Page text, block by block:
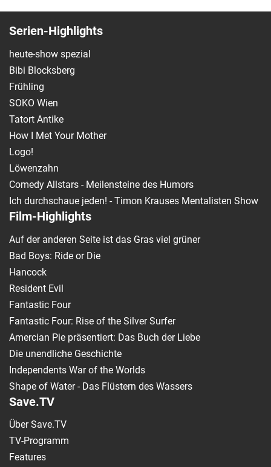
Serien-Highlights
heute-show spezial
Bibi Blocksberg
Frühling
SOKO Wien
Tatort Antike
How I Met Your Mother
Logo!
Löwenzahn
Comedy Allstars - Meilensteine des Humors
Ich durchschaue jeden! - Timon Krauses Mentalisten Show
Film-Highlights
Auf der anderen Seite ist das Gras viel grüner
Bad Boys: Ride or Die
Hancock
Resident Evil
Fantastic Four
Fantastic Four: Rise of the Silver Surfer
Amercian Pie präsentiert: Das Buch der Liebe
Die unendliche Geschichte
Independents War of the Worlds
Shape of Water - Das Flüstern des Wassers
Save.TV
Über Save.TV
TV-Programm
Features